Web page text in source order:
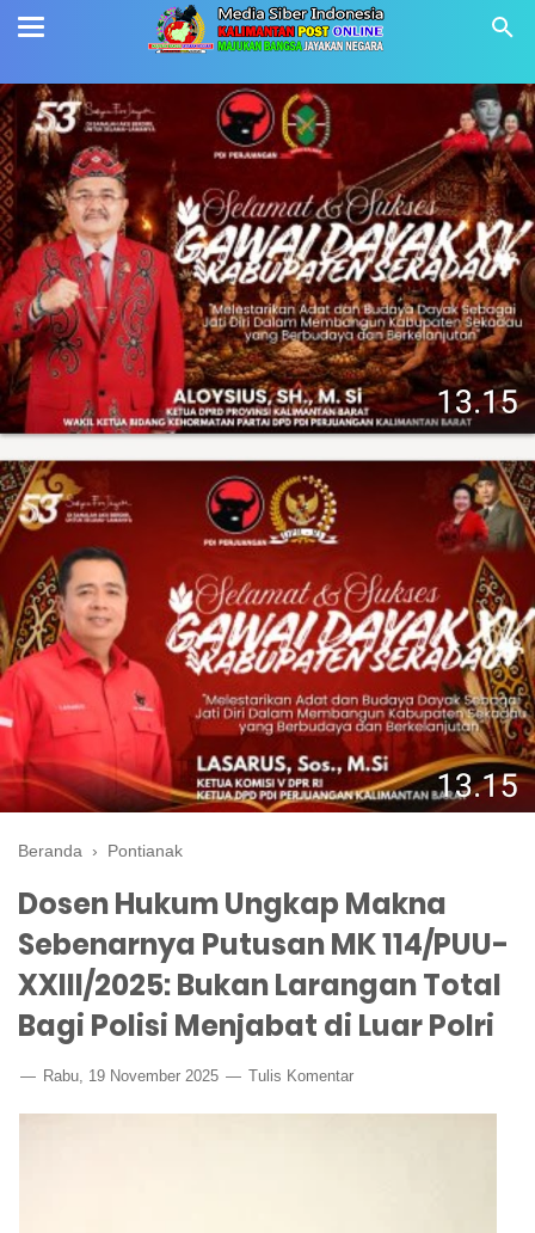
Beranda › Pontianak
Dosen Hukum Ungkap Makna
Sebenarnya Putusan MK 114/PUU-
XXIII/2025: Bukan Larangan Total
Bagi Polisi Menjabat di Luar Polri
Rabu, 19 November 2025 Tulis Komentar